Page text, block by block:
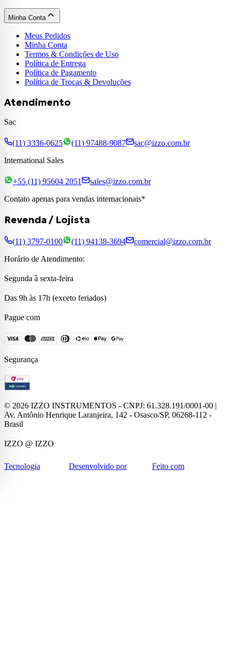
Minha Conta
Meus Pedidos
Minha Conta
Termos & Condições de Uso
Política de Entrega
Política de Pagamento
Política de Trocas & Devoluções
Atendimento
Sac
(11) 3336-0625 (11) 97488-9087
sac@izzo.com.br
International Sales
+55 (11) 95604 2051
sales@izzo.com.br
Contato apenas para vendas internacionais*
Revenda / Lojista
(11) 3797-0100 (11) 94138-3694
comercial@izzo.com.br
Horário de Atendimento:
Segunda à sexta-feira
Das 9h às 17h (exceto feriados)
Pague com
Segurança
© 2026 IZZO INSTRUMENTOS - CNPJ: 61.328.191/0001-00 |
Av. Antônio Henrique Laranjeira, 142 - Osasco/SP, 06268-112 -
Brasil
IZZO @ IZZO
Tecnologia Desenvolvido por Feito com